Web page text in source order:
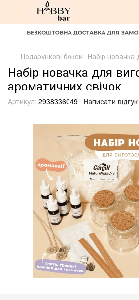
Подарункові бокси Набір новачка
Набір новачка для
ароматичних свічок
Артикул: 2938336049 Написати відгук